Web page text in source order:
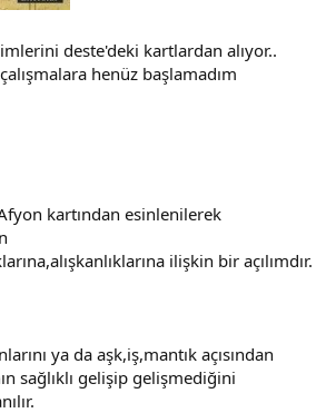
deste'deki kartlardan alıyor..
henüz başlamadım
kartından esinlenilerek
ilişkin bir açılımdır.
ya da aşk,iş,mantık açısından
sağlıklı gelişip gelişmediğini